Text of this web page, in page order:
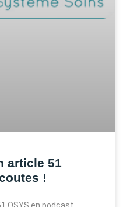
article 51
!
OSYS en podcast